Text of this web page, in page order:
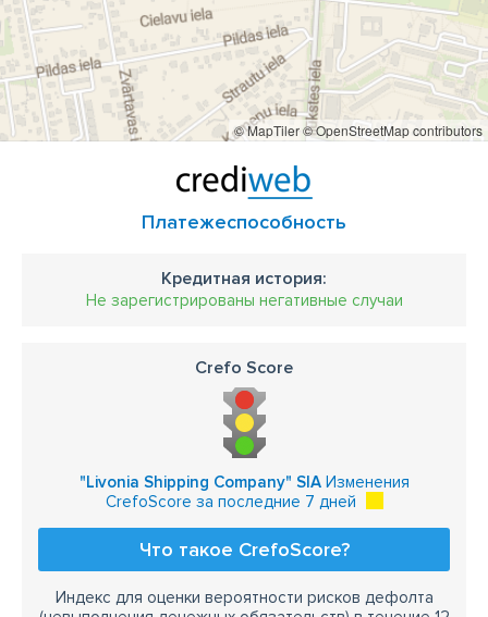
© MapTiler© OpenStreetMap contributors
Платежеспособность
Кредитная история:
Не зарегистрированы негативные случаи
Crefo Score
"Livonia Shipping Company" SIAИзменения
CrefoScore за последние 7 дней
Что такое CrefoScore?
Индекс для оценки вероятности рисков дефолта